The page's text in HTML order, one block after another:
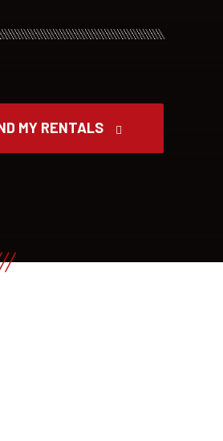
MY RENTALS